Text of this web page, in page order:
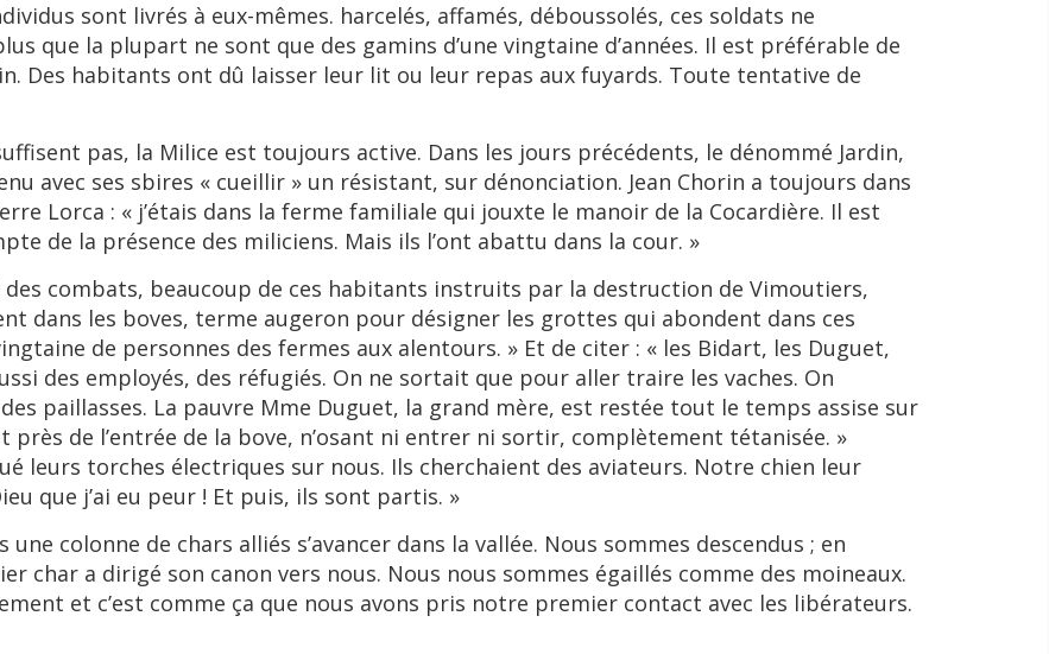
sont livrés à eux-mêmes. harcelés, affamés, déboussolés, ces soldats ne
que la plupart ne sont que des gamins d’une vingtaine d’années. Il est préférable de
Des habitants ont dû laisser leur lit ou leur repas aux fuyards. Toute tentative de
pas, la Milice est toujours active. Dans les jours précédents, le dénommé Jardin,
avec ses sbires « cueillir » un résistant, sur dénonciation. Jean Chorin a toujours dans
Lorca : « j’étais dans la ferme familiale qui jouxte le manoir de la Cocardière. Il est
de la présence des miliciens. Mais ils l’ont abattu dans la cour. »
combats, beaucoup de ces habitants instruits par la destruction de Vimoutiers,
dans les boves, terme augeron pour désigner les grottes qui abondent dans ces
de personnes des fermes aux alentours. » Et de citer : « les Bidart, les Duguet,
des employés, des réfugiés. On ne sortait que pour aller traire les vaches. On
paillasses. La pauvre Mme Duguet, la grand mère, est restée tout le temps assise sur
près de l’entrée de la bove, n’osant ni entrer ni sortir, complètement tétanisée. »
leurs torches électriques sur nous. Ils cherchaient des aviateurs. Notre chien leur
que j’ai eu peur ! Et puis, ils sont partis. »
colonne de chars alliés s’avancer dans la vallée. Nous sommes descendus ; en
char a dirigé son canon vers nous. Nous nous sommes égaillés comme des moineaux.
et c’est comme ça que nous avons pris notre premier contact avec les libérateurs.